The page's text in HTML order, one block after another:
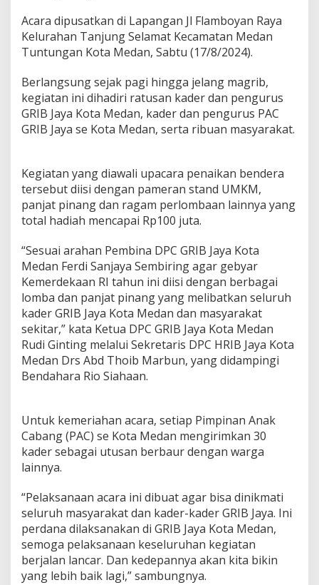
Acara dipusatkan di Lapangan Jl Flamboyan Raya
Kelurahan Tanjung Selamat Kecamatan Medan
Tuntungan Kota Medan, Sabtu (17/8/2024).
Berlangsung sejak pagi hingga jelang magrib,
kegiatan ini dihadiri ratusan kader dan pengurus
GRIB Jaya Kota Medan, kader dan pengurus PAC
GRIB Jaya se Kota Medan, serta ribuan masyarakat.
Kegiatan yang diawali upacara penaikan bendera
tersebut diisi dengan pameran stand UMKM,
panjat pinang dan ragam perlombaan lainnya yang
total hadiah mencapai Rp100 juta.
“Sesuai arahan Pembina DPC GRIB Jaya Kota
Medan Ferdi Sanjaya Sembiring agar gebyar
Kemerdekaan RI tahun ini diisi dengan berbagai
lomba dan panjat pinang yang melibatkan seluruh
kader GRIB Jaya Kota Medan dan masyarakat
sekitar,” kata Ketua DPC GRIB Jaya Kota Medan
Rudi Ginting melalui Sekretaris DPC HRIB Jaya Kota
Medan Drs Abd Thoib Marbun, yang didampingi
Bendahara Rio Siahaan.
Untuk kemeriahan acara, setiap Pimpinan Anak
Cabang (PAC) se Kota Medan mengirimkan 30
kader sebagai utusan berbaur dengan warga
lainnya.
“Pelaksanaan acara ini dibuat agar bisa dinikmati
seluruh masyarakat dan kader-kader GRIB Jaya. Ini
perdana dilaksanakan di GRIB Jaya Kota Medan,
semoga pelaksanaan keseluruhan kegiatan
berjalan lancar. Dan kedepannya akan kita bikin
yang lebih baik lagi,” sambungnya.